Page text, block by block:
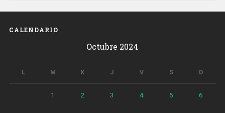
CALENDARIO
Octubre 2024
L M X J V S D
1 2 3 4 5 6